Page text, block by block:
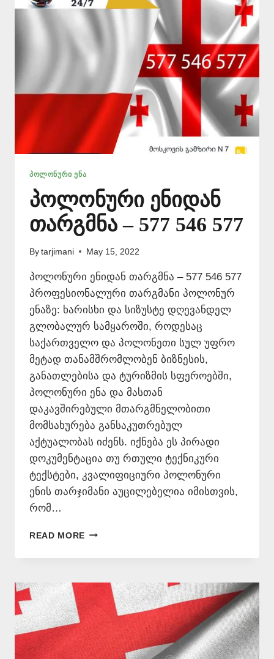
577
546
ᲞᲝᲚᲝᲜᲣᲠᲘ ᲔᲜᲐ
პოლონური ენიდან
თარგმნა – 577 546 577
By tarjimani May 15, 2022
პოლონური ენიდან თარგმნა – 577 546 577
პროფესიონალური თარგმანი პოლონურ
ენაზე: ხარისხი და სიზუსტე დღევანდელ
გლობალურ სამყაროში, როდესაც
საქართველო და პოლონეთი სულ უფრო
მეტად თანამშრომლობენ ბიზნესის,
განათლებისა და ტურიზმის სფეროებში,
პოლონური ენა და მასთან
დაკავშირებული მთარგმნელობითი
მომსახურება განსაკუთრებულ
აქტუალობას იძენს. იქნება ეს პირადი
დოკუმენტაცია თუ რთული ტექნიკური
ტექსტები, კვალიფიციური პოლონური
ენის თარჯიმანი აუცილებელია იმისთვის,
რომ…
READ MORE ᲞᲝᲚᲝᲜᲣᲠᲘ
ᲗᲐᲠᲒᲛᲜᲐ
577
546
577